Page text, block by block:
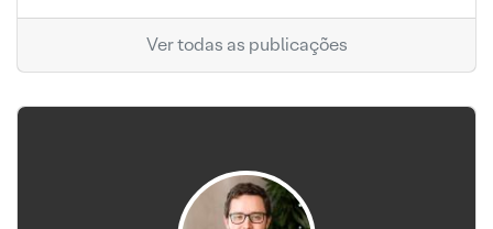
Ver todas as publicações